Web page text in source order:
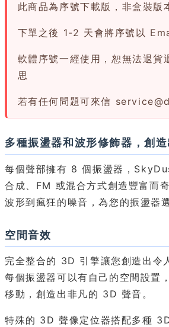
此商品為序號下載版，非盒裝版
下單之後 1-2 天會將序號以
軟體序號一經使用，恕無法退貨
思
若有任何問題可來信
多種振盪器和波形修飾器，創
每個聲部擁有 8 個振盪器，
合成、FM 或混合方式創造豐富而
波形到瘋狂的噪音，為您的振盪器
空間音效
完全整合的 3D 引擎讓您創造出令
每個振盪器可以有自己的空間設置
移動，創造出非凡的 3D 聲音。
特殊的 3D 聲像定位器搭配多種